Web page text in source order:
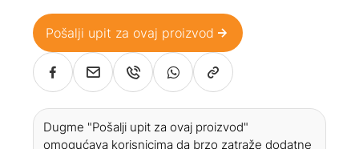
Pošalji upit za ovaj proizvod
Dugme "Pošalji upit za ovaj proizvod"
omogućava korisnicima da brzo zatraže dodatne